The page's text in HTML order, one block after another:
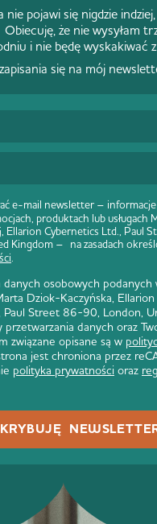
e-mail newsletter –
produktach lub usługach
Ellarion Cybernetics Ltd., Paul
Kingdom – na zasadach
.
osobowych podanych
Dziok-Kaczyńska, Ellarion
Paul Street 86-90, London,
przetwarzania danych oraz
związane opisane są w
jest chroniona przez
polityka prywatności oraz
nie pojawi się nigdzie
że nie wysyłam
i nie będę wyskakiwać
się na mój